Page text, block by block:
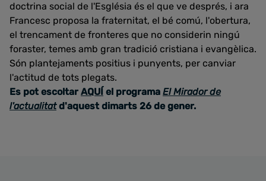
doctrina social de l'Església és el que ve després, i ara
Francesc proposa la fraternitat, el bé comú, l'obertura,
el trencament de fronteres que no considerin ningú
foraster, temes amb gran tradició cristiana i evangèlica.
Són plantejaments positius i punyents, per canviar
l'actitud de tots plegats.
Es pot escoltar AQUÍ el programa El Mirador de
l'actualitatd'aquest dimarts 26 de gener.